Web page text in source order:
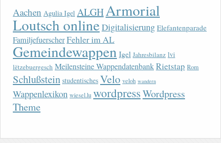
Aachen Agulia Igel ALGHArmorial
Loutsch onlineDigitalisierung Elefantenparade
FamiljefuerscherFehler im AL
Gemeindewappen Igel Jahresbilanz lvi
lëtzebuergesch Meilensteine WappendatenbankRietstap Rom
Schlußstein studentisches Velo veloh wandern
Wappenlexikon wiesel.lu wordpressWordpress
Theme